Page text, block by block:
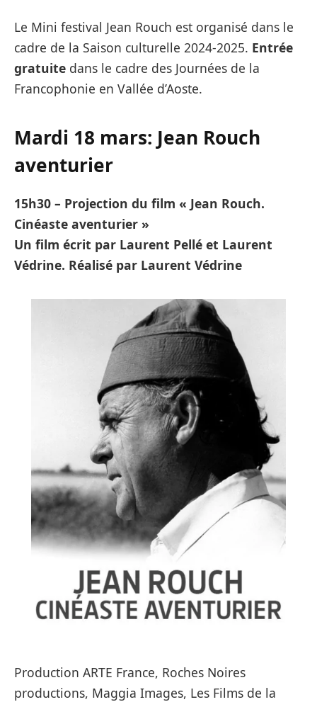
Le Mini festival Jean Rouch est organisé dans le
cadre de la Saison culturelle 2024-2025. Entrée
gratuite dans le cadre des Journées de la
Francophonie en Vallée d’Aoste.
Mardi 18 mars: Jean Rouch
aventurier
15h30 – Projection du film « Jean Rouch.
Cinéaste aventurier »
Un film écrit par Laurent Pellé et Laurent
Védrine. Réalisé par Laurent Védrine
Production ARTE France, Roches Noires
productions, Maggia Images, Les Films de la